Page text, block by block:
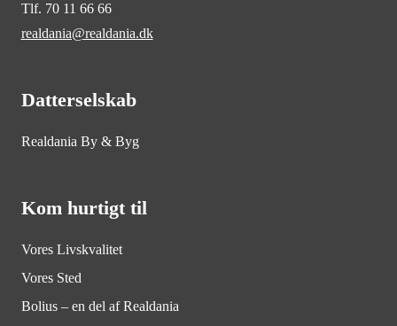
Tlf. 70 11 66 66
realdania@realdania.dk
Datterselskab
Realdania By & Byg
Kom hurtigt til
Vores Livskvalitet
Vores Sted
Bolius – en del af Realdania